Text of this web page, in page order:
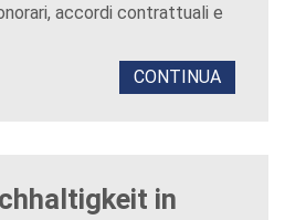
accordi contrattuali e
CONTINUA
in